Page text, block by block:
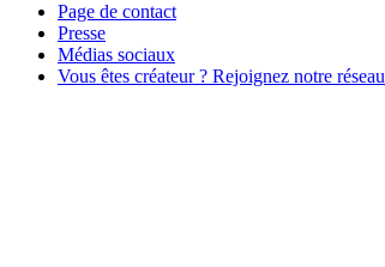
Page de contact
Presse
Médias sociaux
Vous êtes créateur ? Rejoignez notre réseau